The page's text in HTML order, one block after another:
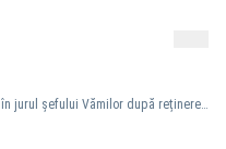
Scut total în jurul șefului Vămilor după reținerea acestuia într-un mega scandal de corupție. Cine refuză să ia măsuri